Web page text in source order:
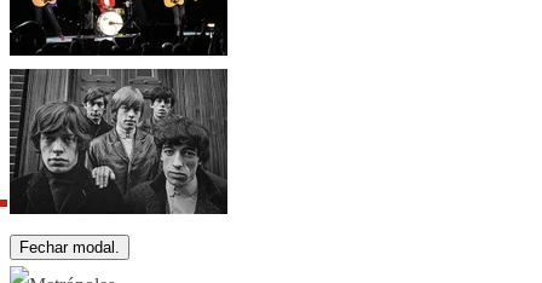
Fechar modal.